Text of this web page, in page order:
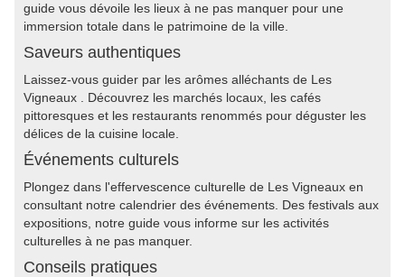
guide vous dévoile les lieux à ne pas manquer pour une
immersion totale dans le patrimoine de la ville.
Saveurs authentiques
Laissez-vous guider par les arômes alléchants de Les
Vigneaux . Découvrez les marchés locaux, les cafés
pittoresques et les restaurants renommés pour déguster les
délices de la cuisine locale.
Événements culturels
Plongez dans l'effervescence culturelle de Les Vigneaux en
consultant notre calendrier des événements. Des festivals aux
expositions, notre guide vous informe sur les activités
culturelles à ne pas manquer.
Conseils pratiques